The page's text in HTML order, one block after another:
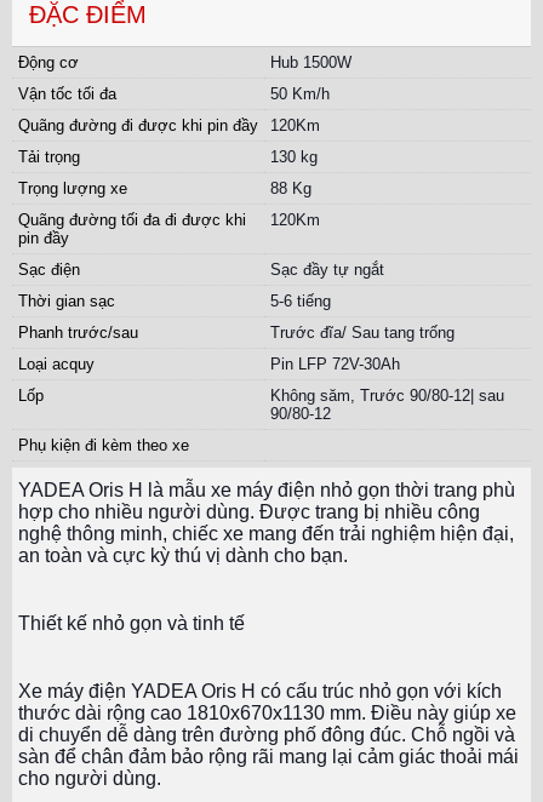
ĐẶC ĐIỂM
Động cơ
Hub 1500W
Vận tốc tối đa
50 Km/h
Quãng đường đi được khi pin đầy
120Km
Tải trọng
130 kg
Trọng lượng xe
88 Kg
Quãng đường tối đa đi được khi
pin đầy
120Km
Sạc điện
Sạc đầy tự ngắt
Thời gian sạc
5-6 tiếng
Phanh trước/sau
Trước đĩa/ Sau tang trống
Loại acquy
Pin LFP 72V-30Ah
Lốp
Không săm, Trước 90/80-12| sau
90/80-12
Phụ kiện đi kèm theo xe
YADEA Oris H là mẫu xe máy điện nhỏ gọn thời trang phù
hợp cho nhiều người dùng. Được trang bị nhiều công
nghệ thông minh, chiếc xe mang đến trải nghiệm hiện đại,
an toàn và cực kỳ thú vị dành cho bạn.
Thiết kế nhỏ gọn và tinh tế
Xe máy điện YADEA Oris H có cấu trúc nhỏ gọn với kích
thước dài rộng cao 1810x670x1130 mm. Điều này giúp xe
di chuyển dễ dàng trên đường phố đông đúc. Chỗ ngồi và
sàn để chân đảm bảo rộng rãi mang lại cảm giác thoải mái
cho người dùng.